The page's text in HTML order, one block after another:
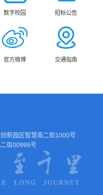
数字校园 招标公告
官方微博 交通指南
新园区智慧南二街1000号
街00999号